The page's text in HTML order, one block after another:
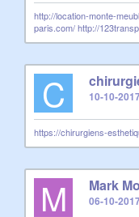
http://location-monte-
paris.com/http://
C 10-10-
https://chirurgiens-
M Mark
06-10-